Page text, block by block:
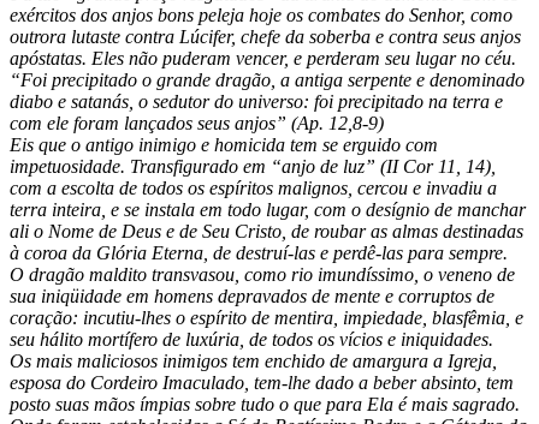
exércitos dos anjos bons peleja hoje os combates do Senhor, como
outrora lutaste contra Lúcifer, chefe da soberba e contra seus anjos
apóstatas. Eles não puderam vencer, e perderam seu lugar no céu.
“Foi precipitado o grande dragão, a antiga serpente e denominado
diabo e satanás, o sedutor do universo: foi precipitado na terra e
com ele foram lançados seus anjos” (Ap. 12,8-9)
Eis que o antigo inimigo e homicida tem se erguido com
impetuosidade. Transfigurado em “anjo de luz” (II Cor 11, 14),
com a escolta de todos os espíritos malignos, cercou e invadiu a
terra inteira, e se instala em todo lugar, com o desígnio de manchar
ali o Nome de Deus e de Seu Cristo, de roubar as almas destinadas
à coroa da Glória Eterna, de destruí-las e perdê-las para sempre.
O dragão maldito transvasou, como rio imundíssimo, o veneno de
sua iniqüidade em homens depravados de mente e corruptos de
coração: incutiu-lhes o espírito de mentira, impiedade, blasfêmia, e
seu hálito mortífero de luxúria, de todos os vícios e iniquidades.
Os mais maliciosos inimigos tem enchido de amargura a Igreja,
esposa do Cordeiro Imaculado, tem-lhe dado a beber absinto, tem
posto suas mãos ímpias sobre tudo o que para Ela é mais sagrado.